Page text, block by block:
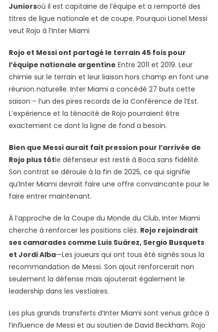
Monde
De
La
FIFA
Juniorsoù il est capitaine de l’équipe et a remporté des
titres de ligue nationale et de coupe. Pourquoi Lionel Messi
veut Rojo à l’Inter Miami
Rojo et Messi ont partagé le terrain 45 fois pour
l’équipe nationale argentine Entre 2011 et 2019. Leur
chimie sur le terrain et leur liaison hors champ en font une
réunion naturelle. Inter Miami a concédé 27 buts cette
saison – l’un des pires records de la Conférence de l’Est.
L’expérience et la ténacité de Rojo pourraient être
exactement ce dont la ligne de fond a besoin.
Bien que Messi aurait fait pression pour l’arrivée de
Rojo plus tôtle défenseur est resté à Boca sans fidélité.
Son contrat se déroule à la fin de 2025, ce qui signifie
qu’Inter Miami devrait faire une offre convaincante pour le
faire entrer maintenant.
À l’approche de la Coupe du Monde du Club, Inter Miami
cherche à renforcer les positions clés. Rojo rejoindrait
ses camarades comme Luis Suárez, Sergio Busquets
et Jordi Alba—Les joueurs qui ont tous été signés sous la
recommandation de Messi. Son ajout renforcerait non
seulement la défense mais ajouterait également le
leadership dans les vestiaires.
Les plus grands transferts d’Inter Miami sont venus grâce à
l’influence de Messi et au soutien de David Beckham. Rojo